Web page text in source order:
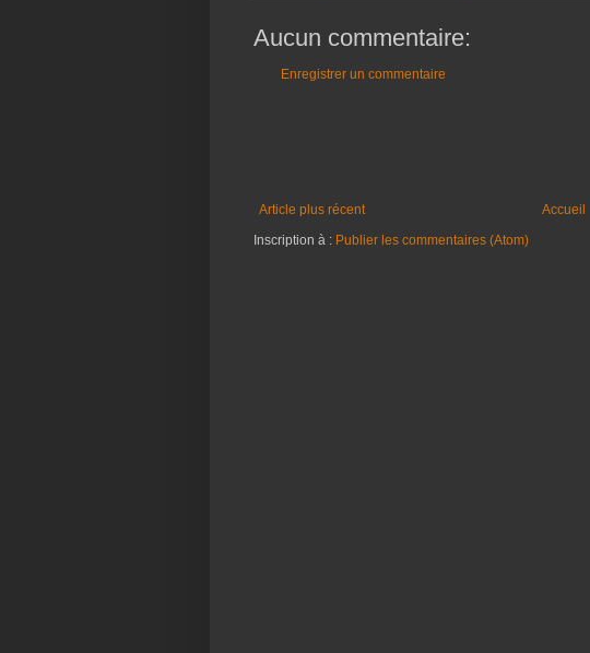
Aucun commentaire:
Enregistrer un commentaire
Article plus récent
Accueil
Inscription à : Publier les commentaires (Atom)